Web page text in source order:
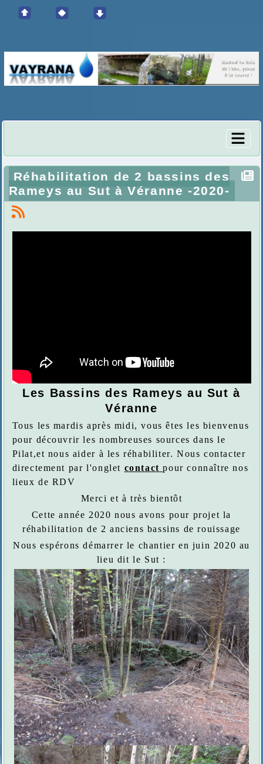
Réhabilitation de 2 bassins des
Rameys au Sut à Véranne -2020-
Les Bassins des Rameys au Sut à
Véranne
Tous les mardis après midi, vous êtes les bienvenus
pour découvrir les nombreuses sources dans le
Pilat,et nous aider à les réhabiliter. Nous contacter
directement par l'onglet contact pour connaître nos
lieux de RDV
Merci et à très bientôt
Cette année 2020 nous avons pour projet la
réhabilitation de 2 anciens bassins de rouissage
Nous espérons démarrer le chantier en juin 2020 au
lieu dit le Sut :